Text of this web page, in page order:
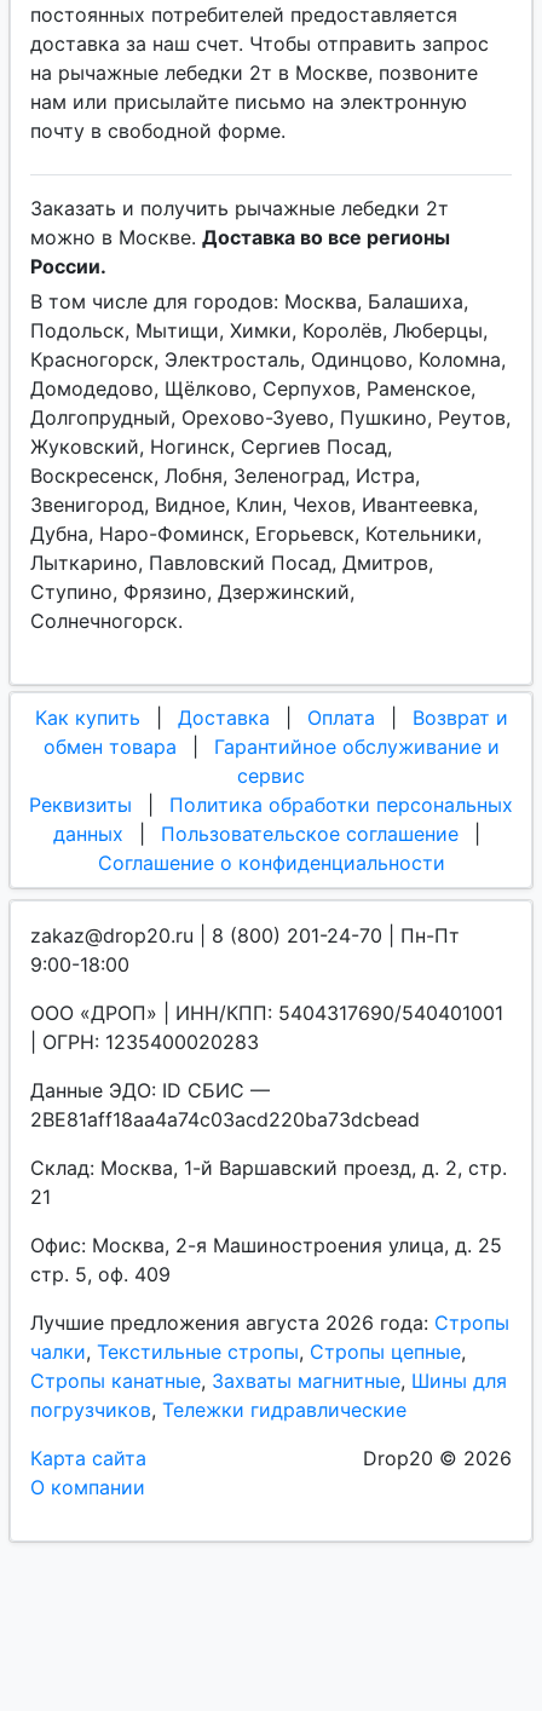
постоянных потребителей предоставляется
доставка за наш счет. Чтобы отправить запрос
на рычажные лебедки 2т в Москве, позвоните
нам или присылайте письмо на электронную
почту в свободной форме.
Заказать и получить рычажные лебедки 2т
можно в Москве. Доставка во все регионы
России.
В том числе для городов: Москва, Балашиха,
Подольск, Мытищи, Химки, Королёв, Люберцы,
Красногорск, Электросталь, Одинцово, Коломна,
Домодедово, Щёлково, Серпухов, Раменское,
Долгопрудный, Орехово-Зуево, Пушкино, Реутов,
Жуковский, Ногинск, Сергиев Посад,
Воскресенск, Лобня, Зеленоград, Истра,
Звенигород, Видное, Клин, Чехов, Ивантеевка,
Дубна, Наро-Фоминск, Егорьевск, Котельники,
Лыткарино, Павловский Посад, Дмитров,
Ступино, Фрязино, Дзержинский,
Солнечногорск.
Как купить Доставка Оплата
Возврат и
обмен товара
Гарантийное обслуживание и
сервис
Реквизиты
Политика обработки персональных
данных
Пользовательское соглашение
Соглашение о конфиденциальности
zakaz@drop20.ru | 8 (800) 201-24-70 | Пн-Пт
9:00-18:00
ООО «ДРОП» | ИНН/КПП: 5404317690/540401001
| ОГРН: 1235400020283
Данные ЭДО: ID СБИС —
2BE81aff18aa4a74c03acd220ba73dcbead
Склад: Москва, 1-й Варшавский проезд, д. 2, стр.
21
Офис: Москва, 2-я Машиностроения улица, д. 25
стр. 5, оф. 409
Лучшие предложения августа 2026 года: Стропы
чалки, Текстильные стропы, Стропы цепные,
Стропы канатные, Захваты магнитные, Шины для
погрузчиков, Тележки гидравлические
Карта сайта
О компании
Drop20 © 2026